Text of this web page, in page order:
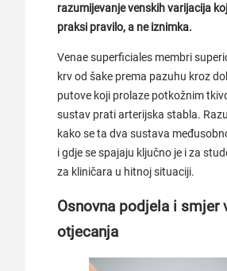
razumijevanje venskih varijacija
praksi pravilo, a ne iznimka.
Venae superficiales membri
krv od šake prema pazuhu kroz
putove koji prolaze potkožnim
sustav prati arterijska stabla.
kako se ta dva sustava
i gdje se spajaju ključno je i za
za kliničara u hitnoj situaciji.
Osnovna podjela i smjer
otjecanja